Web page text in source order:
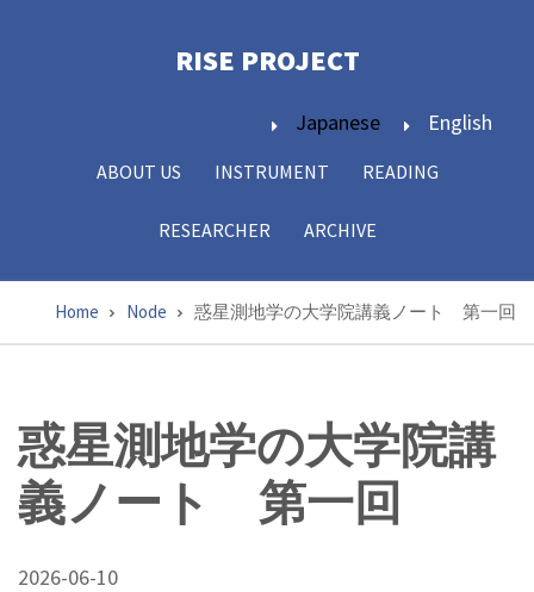
RISE PROJECT­
Japanese English
navigation
ABOUT US INSTRUMENT READING
RESEARCHER ARCHIVE
Breadcrumb
Home Node 惑星測地学の大学院講義ノート 第一回
惑星測地学の大学院講
義ノート 第一回
2026-06-10